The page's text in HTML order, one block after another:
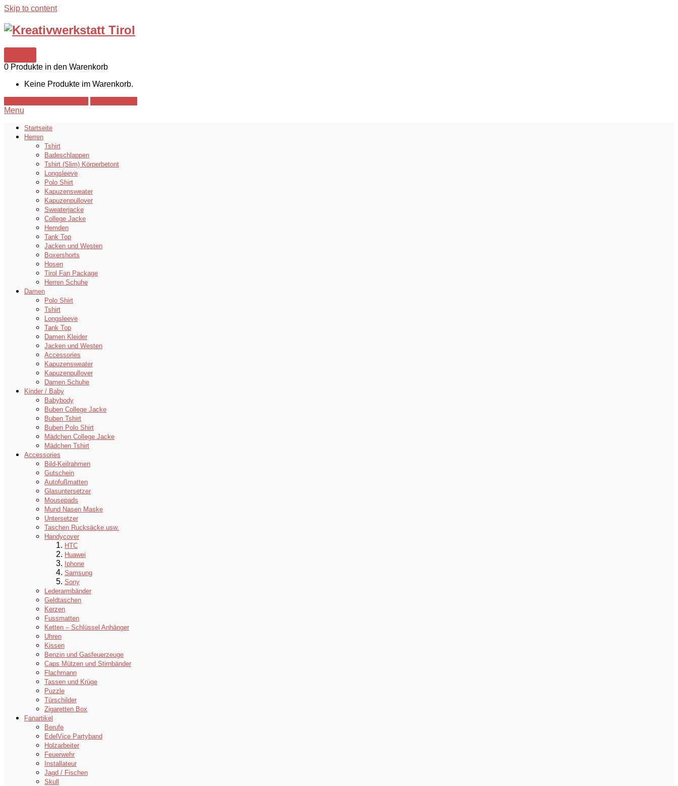
Skip to content
0 Produkte in den Warenkorb
Keine Produkte im Warenkorb.
Menu
Startseite
Herren
Tshirt
Badeschlappen
Tshirt (Slim) Körperbetont
Longsleeve
Polo Shirt
Kapuzensweater
Kapuzenpullover
Sweaterjacke
College Jacke
Hemden
Tank Top
Jacken und Westen
Boxershorts
Hosen
Tirol Fan Package
Herren Schuhe
Damen
Polo Shirt
Tshirt
Longsleeve
Tank Top
Damen Kleider
Jacken und Westen
Accessories
Kapuzensweater
Kapuzenpullover
Damen Schuhe
Kinder / Baby
Babybody
Buben College Jacke
Buben Tshirt
Buben Polo Shirt
Mädchen College Jacke
Mädchen Tshirt
Accessories
Bild-Keilrahmen
Gutschein
Autofußmatten
Glasuntersetzer
Mousepads
Mund Nasen Maske
Untersetzer
Taschen Rucksäcke usw.
Handycover
HTC
Huawei
Iphone
Samsung
Sony
Lederarmbänder
Geldtaschen
Kerzen
Fussmatten
Ketten – Schlüssel Anhänger
Uhren
Kissen
Benzin und Gasfeuerzeuge
Caps Mützen und Stirnbänder
Flachmann
Tassen und Krüge
Puzzle
Türschilder
Zigaretten Box
Fanartikel
Berufe
EdelVice Partyband
Holzarbeiter
Feuerwehr
Installateur
Jagd / Fischen
Skull